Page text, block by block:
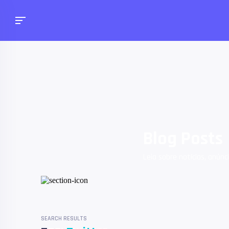
SEARCH RESULTS